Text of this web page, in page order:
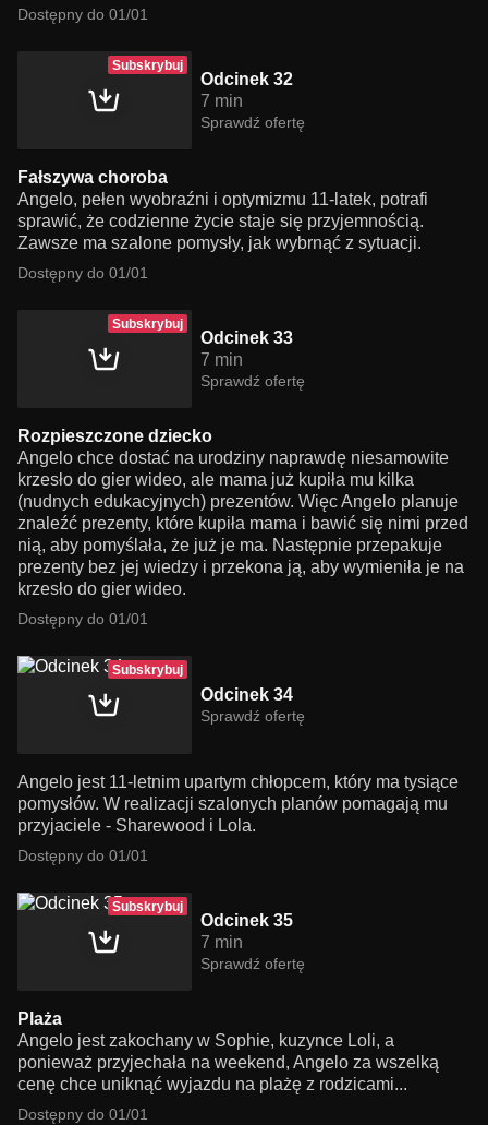
Dostępny do 01/01
Subskrybuj
Odcinek 32
7 min
Sprawdź ofertę
Fałszywa choroba
Angelo, pełen wyobraźni i optymizmu 11-latek, potrafi
sprawić, że codzienne życie staje się przyjemnością.
Zawsze ma szalone pomysły, jak wybrnąć z sytuacji.
Dostępny do 01/01
Subskrybuj
Odcinek 33
7 min
Sprawdź ofertę
Rozpieszczone dziecko
Angelo chce dostać na urodziny naprawdę niesamowite
krzesło do gier wideo, ale mama już kupiła mu kilka
(nudnych edukacyjnych) prezentów. Więc Angelo planuje
znaleźć prezenty, które kupiła mama i bawić się nimi przed
nią, aby pomyślała, że już je ma. Następnie przepakuje
prezenty bez jej wiedzy i przekona ją, aby wymieniła je na
krzesło do gier wideo.
Dostępny do 01/01
Subskrybuj
Odcinek 34
Sprawdź ofertę
Angelo jest 11-letnim upartym chłopcem, który ma tysiące
pomysłów. W realizacji szalonych planów pomagają mu
przyjaciele - Sharewood i Lola.
Dostępny do 01/01
Subskrybuj
Odcinek 35
7 min
Sprawdź ofertę
Plaża
Angelo jest zakochany w Sophie, kuzynce Loli, a
ponieważ przyjechała na weekend, Angelo za wszelką
cenę chce uniknąć wyjazdu na plażę z rodzicami...
Dostępny do 01/01